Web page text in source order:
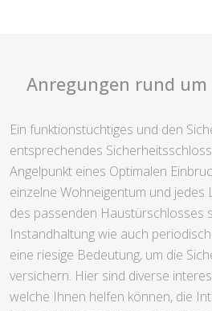
Anregungen rund um
Ein funktionstüchtiges und den
entsprechendes
Angelpunkt eines Optimalen
einzelne Wohneigentum und jedes
des passenden Haustürschlosses
Instandhaltung wie auch
eine riesige Bedeutung, um die
versichern. Hier sind diverse
welche Ihnen helfen können, die